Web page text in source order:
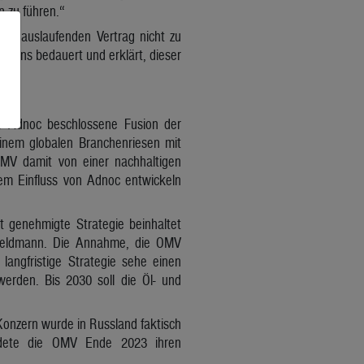
zu führen.“
auslaufenden Vertrag nicht zu
bedauert und erklärt, dieser
beschlossene Fusion der
globalen Branchenriesen mit
damit von einer nachhaltigen
Einfluss von Adnoc entwickeln
genehmigte Strategie beinhaltet
Die Annahme, die OMV
Strategie sehe einen
Bis 2030 soll die Öl- und
wurde in Russland faktisch
die OMV Ende 2023 ihren